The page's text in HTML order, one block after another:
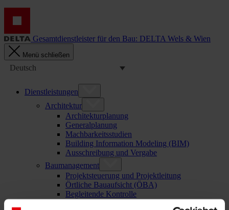
Gesamtdienstleister für den Bau: DELTA Wels & Wien
Menü schließen
Deutsch
Dienstleistungen
Architektur
Architekturplanung
Generalplanung
Machbarkeitsstudien
Building Information Modeling (BIM)
Ausschreibung und Vergabe
Baumanagement
Projektsteuerung und Projektleitung
Örtliche Bauaufsicht (ÖBA)
Begleitende Kontrolle